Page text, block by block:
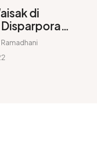
di
Catat
Wisata